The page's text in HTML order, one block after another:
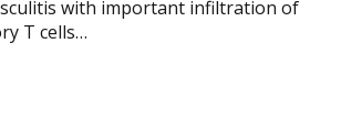
with important infiltration of
T cells…